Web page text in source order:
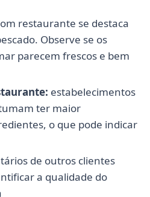
restaurante se destaca
Observe se os
parecem frescos e bem
estabelecimentos
ter maior
o que pode indicar
de outros clientes
a qualidade do